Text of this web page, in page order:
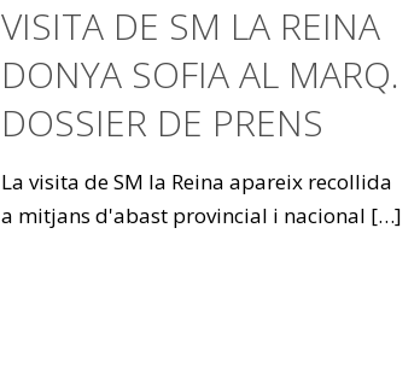
VISITA DE SM LA REINA
DONYA SOFIA AL MARQ.
DOSSIER DE PRENS
La visita de SM la Reina apareix recollida
a mitjans d'abast provincial i nacional […]